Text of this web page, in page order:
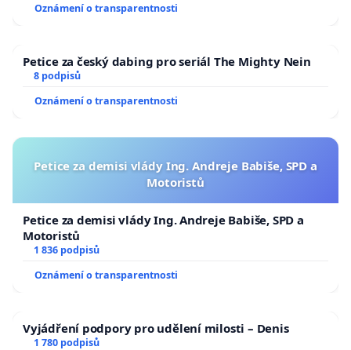
Oznámení o transparentnosti
Petice za český dabing pro seriál The Mighty Nein
8 podpisů
Oznámení o transparentnosti
Petice za demisi vlády Ing. Andreje Babiše, SPD a
Motoristů
Petice za demisi vlády Ing. Andreje Babiše, SPD a
Motoristů
1 836 podpisů
Oznámení o transparentnosti
Vyjádření podpory pro udělení milosti – Denis
1 780 podpisů